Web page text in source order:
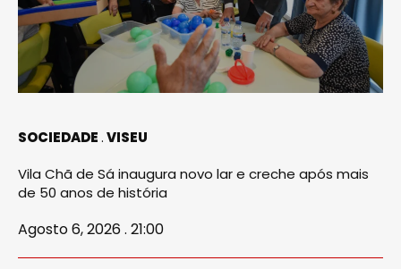
SOCIEDADE VISEU
Vila Chã de Sá inaugura novo lar e creche após mais
de 50 anos de história
Agosto 6, 2026 . 21:00